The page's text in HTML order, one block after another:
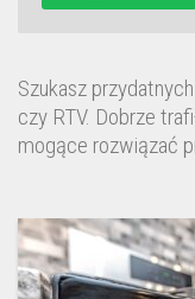
Szukasz
czy RTV. Dobrze
mogące rozwiązać